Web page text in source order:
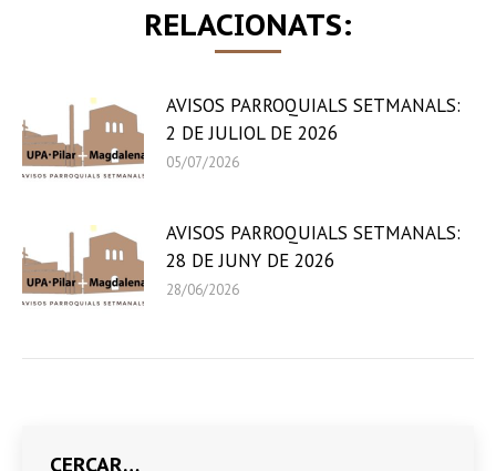
RELACIONATS:
AVISOS PARROQUIALS SETMANALS:
2 DE JULIOL DE 2026
05/07/2026
AVISOS PARROQUIALS SETMANALS:
28 DE JUNY DE 2026
28/06/2026
CERCAR…